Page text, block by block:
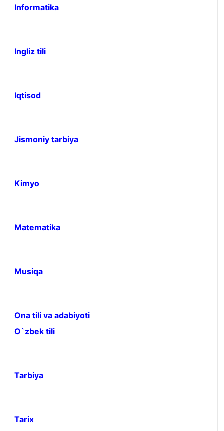
Informatika
Ingliz tili
Iqtisod
Jismoniy tarbiya
Kimyo
Matematika
Musiqa
Ona tili va adabiyoti
O`zbek tili
Tarbiya
Tarix